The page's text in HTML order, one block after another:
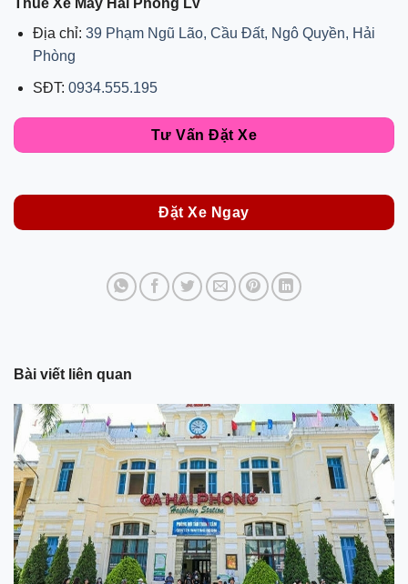
Thuê Xe Máy Hải Phòng LV
Địa chỉ: 39 Phạm Ngũ Lão, Cầu Đất, Ngô Quyền, Hải
Phòng
SĐT: 0934.555.195
Tư Vấn Đặt Xe
Đặt Xe Ngay
Bài viết liên quan